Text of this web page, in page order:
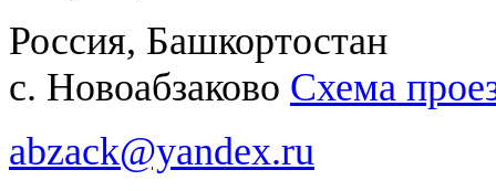
Россия, Башкортостан
с. Новоабзаково Схема
abzack@yandex.ru